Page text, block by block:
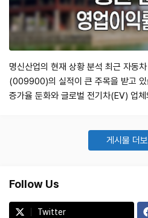
명신산업의 현재 상황 분석 최근 자동차 산업의 변화와 함께 명신산업
(009900)의 실적이 큰 주목을 받고 있
증가율 둔화와 글로벌 전기차(EV) 업
게시물 더보
Follow Us
Twitter